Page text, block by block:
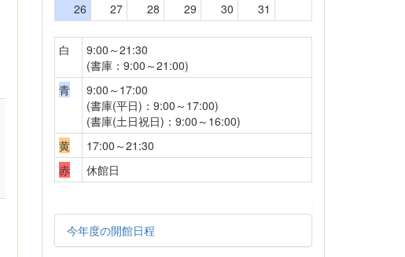
26
27 28 29 30 31
白
9:00～21:30
(書庫：9:00～21:00)
青
9:00～17:00
(書庫(平日)：9:00～17:00)
(書庫(土日祝日)：9:00～16:00)
黄
17:00～21:30
赤
休館日
今年度の開館日程